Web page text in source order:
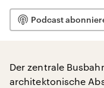
Podcast
Der zentrale
architektonische